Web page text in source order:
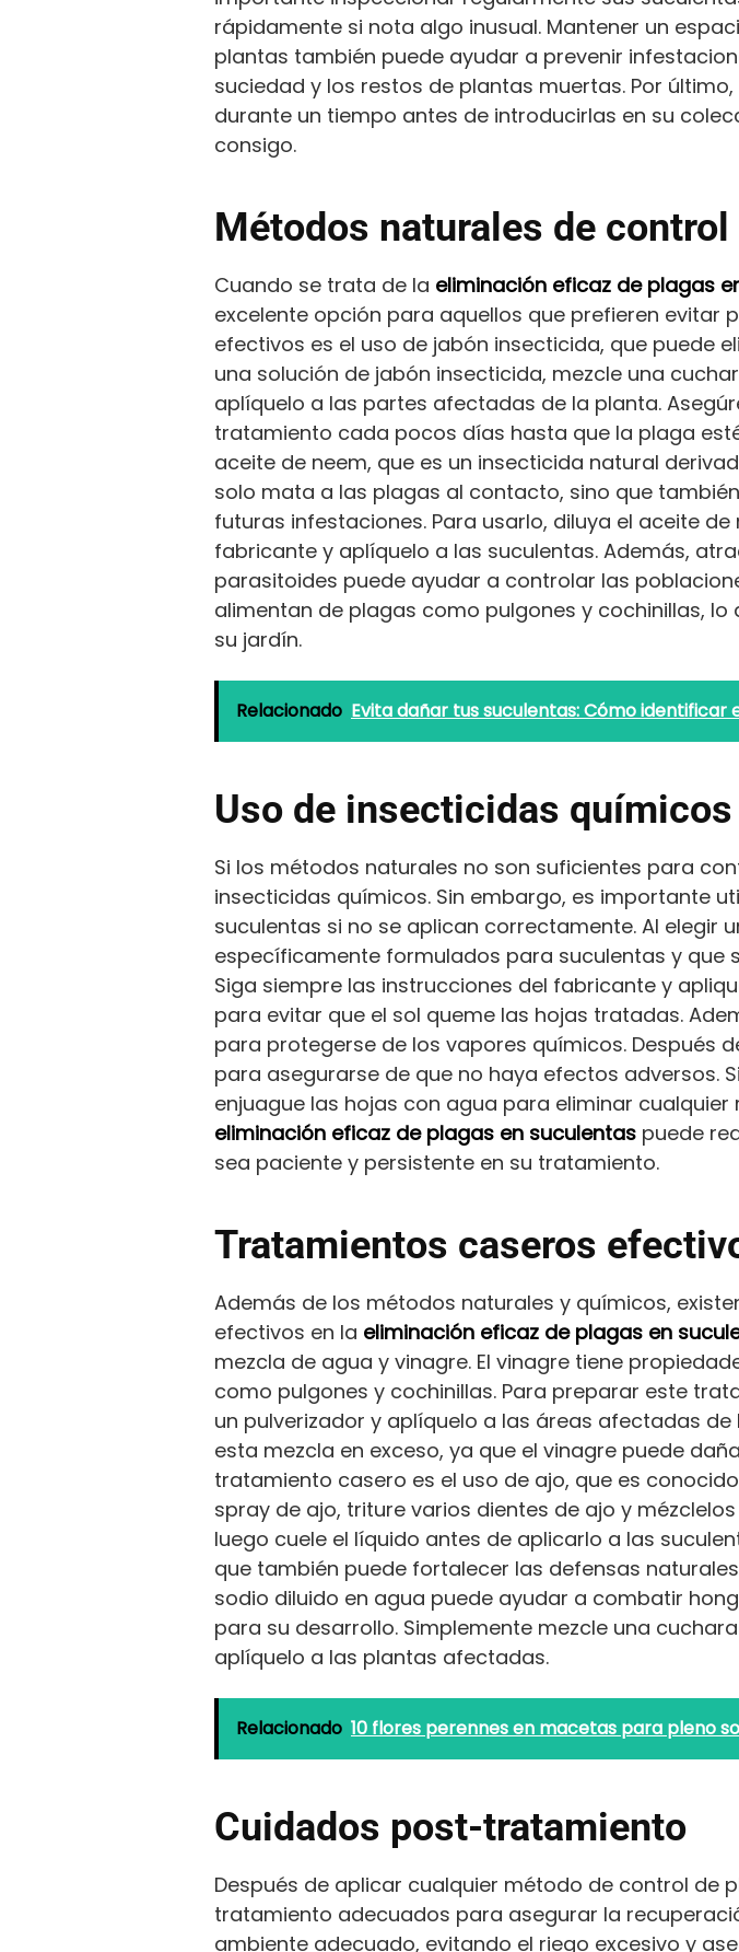
rápidamente si nota algo inusual. Mantener un
plantas también puede ayudar a prevenir
suciedad y los restos de plantas muertas. Por
durante un tiempo antes de introducirlas en su
consigo.
Métodos naturales de control
Cuando se trata de la eliminación eficaz de plagas
excelente opción para aquellos que prefieren evitar
efectivos es el uso de jabón insecticida, que puede
una solución de jabón insecticida, mezcle una
aplíquelo a las partes afectadas de la planta.
tratamiento cada pocos días hasta que la plaga
aceite de neem, que es un insecticida natural
solo mata a las plagas al contacto, sino que
futuras infestaciones. Para usarlo, diluya el aceite
fabricante y aplíquelo a las suculentas. Además,
parasitoides puede ayudar a controlar las
alimentan de plagas como pulgones y cochinillas,
su jardín.
Relacionado Evita dañar tus suculentas: Cómo identificar
Uso de insecticidas químicos
Si los métodos naturales no son suficientes para
insecticidas químicos. Sin embargo, es importante
suculentas si no se aplican correctamente. Al elegir
específicamente formulados para suculentas y que
Siga siempre las instrucciones del fabricante y
para evitar que el sol queme las hojas tratadas.
para protegerse de los vapores químicos. Después
para asegurarse de que no haya efectos adversos.
enjuague las hojas con agua para eliminar
eliminación eficaz de plagas en suculentas puede
sea paciente y persistente en su tratamiento.
Tratamientos caseros
Además de los métodos naturales y químicos,
efectivos en la eliminación eficaz de plagas en
mezcla de agua y vinagre. El vinagre tiene
como pulgones y cochinillas. Para preparar este
un pulverizador y aplíquelo a las áreas afectadas
esta mezcla en exceso, ya que el vinagre puede
tratamiento casero es el uso de ajo, que es
spray de ajo, triture varios dientes de ajo y
luego cuele el líquido antes de aplicarlo a las
que también puede fortalecer las defensas
sodio diluido en agua puede ayudar a combatir
para su desarrollo. Simplemente mezcle una
aplíquelo a las plantas afectadas.
Relacionado 10 flores perennes en macetas para pleno
Cuidados post-tratamiento
Después de aplicar cualquier método de control
tratamiento adecuados para asegurar la
ambiente adecuado, evitando el riego excesivo y